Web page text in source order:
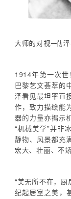
大师的对视─勒泽
1914年第一次
巴黎艺文荟萃的
泽看见最坦率直
作，致力描绘能
器的力量亦揭示
“机械美学”并非
静物、风景都充
宏大、壮丽、不
“美无所不在，
纪起居室之美，